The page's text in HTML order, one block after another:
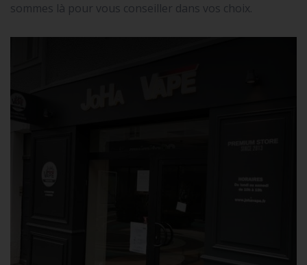
sommes là pour vous conseiller dans vos choix.